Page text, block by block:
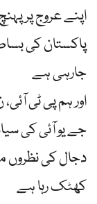
اپنے عروج پر
پاکستان کی
جارہی ہے
اور ہم پی ٹی
جے یو آئی کی
‏دجال کی نظروں
کھٹک رہا ہے